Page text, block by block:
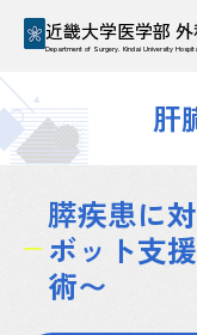
近畿大学医学部
Department of Surgery. Kindai University
肝
膵疾患に
ボット支
術〜